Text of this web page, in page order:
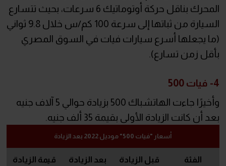
المحرك بناقل حركة أوتوماتيك 6 سرعات، بحيث تتسارع
السيارة من ثباتها إلى سرعة 100 كم/س خلال 9.8 ثواني
(ما يجعلها أسرع سيارات فيات في السوق المصري
بأقل زمن تسارع).
4- فيات 500
وأخيرًا جاءت الهاتشباك 500 بزيادة حوالي 5 آلاف جنيه
بعد أن كانت الزيادة الأولى بقيمة 35 ألف جنيه.
أسعار "فيات 500" موديل 2022 بعد الزيادة
الفئة قبل الزيادة بعد الزيادة قيمة الزيادة